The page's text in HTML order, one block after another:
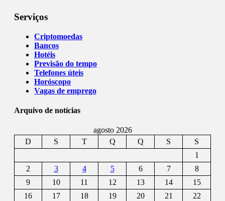
Serviços
Criptomoedas
Bancos
Hotéis
Previsão do tempo
Telefones úteis
Horóscopo
Vagas de emprego
Arquivo de notícias
agosto 2026
D
S T Q Q S
S
1
2
3 4 5 6 7
8
9
10 11 12 13 14
15
16
17 18 19 20 21
22